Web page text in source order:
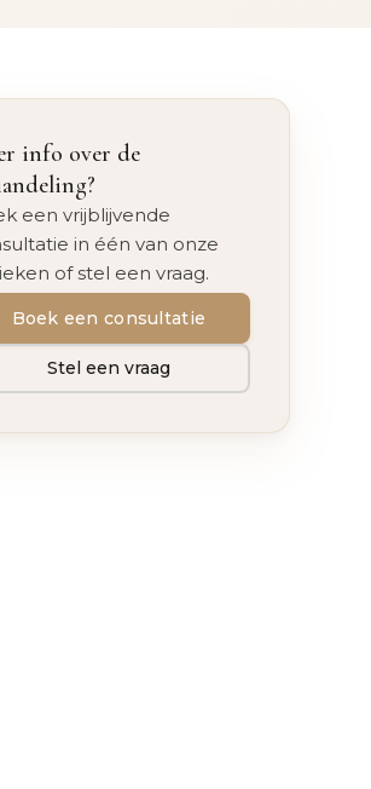
info over de
een vrijblijvende
in één van onze
of stel een vraag.
Boek een consultatie
Stel een vraag